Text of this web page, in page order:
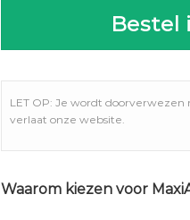
Bestel
LET OP: Je wordt doorverwezen
verlaat onze website.
Waarom kiezen voor